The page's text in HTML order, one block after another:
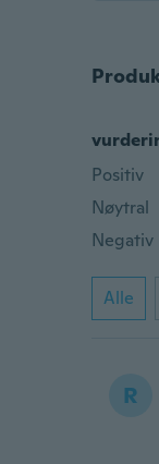
Positiv
Nøytral
Negativ
Alle
R